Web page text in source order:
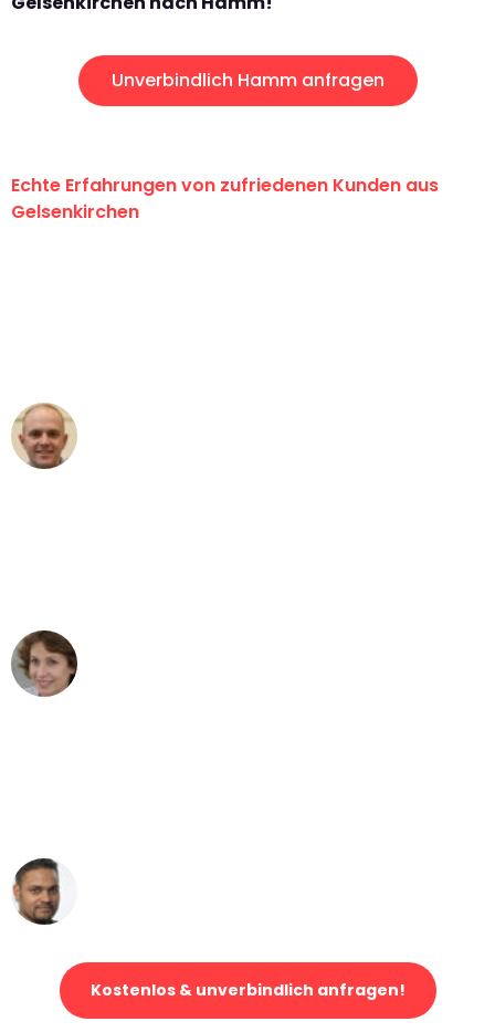
Unverbindlich Hamm anfragen
Echte Erfahrungen von zufriedenen Kunden aus
Gelsenkirchen
Kostenlos & unverbindlich anfragen!